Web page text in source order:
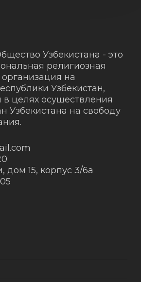
Узбекистана - это
религиозная
на
Узбекистан,
в целях осуществления
Узбекистана на свободу
дом 15, корпус 3/6а